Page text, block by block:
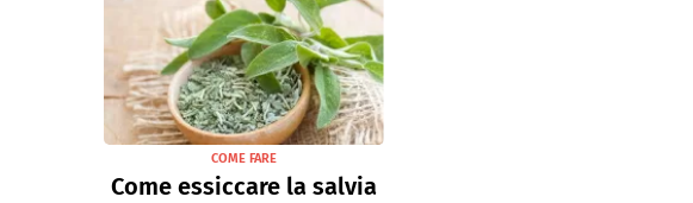
COME FARE
Come essiccare la salvia